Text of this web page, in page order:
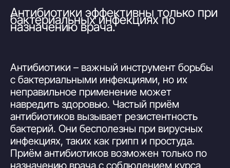
Антибиотики эффективны только при
бактериальных инфекциях по
назначению врача.
Антибиотики – важный инструмент борьбы
с бактериальными инфекциями, но их
неправильное применение может
навредить здоровью. Частый приём
антибиотиков вызывает резистентность
бактерий. Они бесполезны при вирусных
инфекциях, таких как грипп и простуда.
Приём антибиотиков возможен только по